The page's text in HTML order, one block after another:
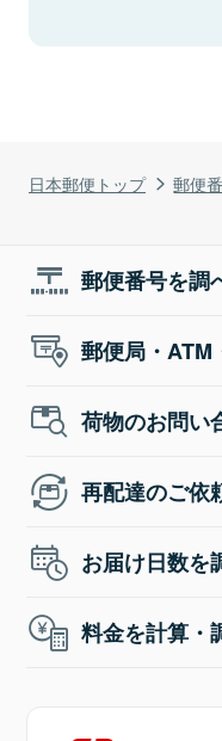
日本郵便トップ 郵便
郵便番号を調
郵便局・ATM
荷物のお問い
再配達のご依
お届け日数を
料金を計算・